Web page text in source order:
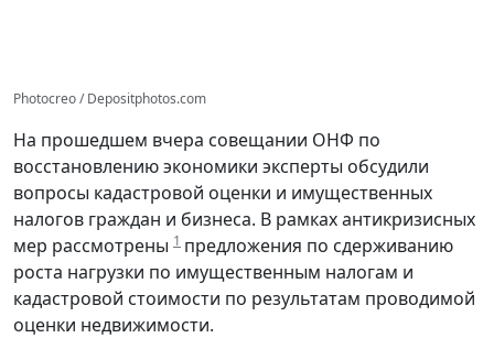
Photocreo / Depositphotos.com
На прошедшем вчера совещании ОНФ по
восстановлению экономики эксперты обсудили
вопросы кадастровой оценки и имущественных
налогов граждан и бизнеса. В рамках антикризисных
мер рассмотрены 1 предложения по сдерживанию
роста нагрузки по имущественным налогам и
кадастровой стоимости по результатам проводимой
оценки недвижимости.